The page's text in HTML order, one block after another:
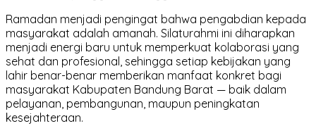
Ramadan menjadi pengingat bahwa pengabdian kepada
masyarakat adalah amanah. Silaturahmi ini diharapkan
menjadi energi baru untuk memperkuat kolaborasi yang
sehat dan profesional, sehingga setiap kebijakan yang
lahir benar-benar memberikan manfaat konkret bagi
masyarakat Kabupaten Bandung Barat — baik dalam
pelayanan, pembangunan, maupun peningkatan
kesejahteraan.